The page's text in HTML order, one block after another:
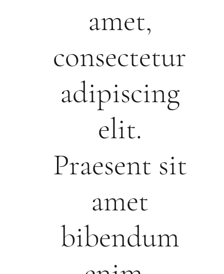
amet,
consectetur
adipiscing
elit.
Praesent sit
amet
bibendum